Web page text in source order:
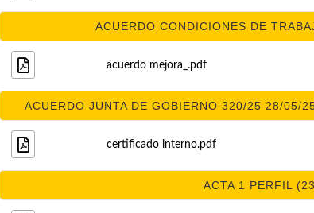
ACUERDO CONDICIONES DE
acuerdo mejora_.pdf
ACUERDO JUNTA DE GOBIERNO 320/25 28/05/
certificado interno.pdf
ACTA 1 PERFIL